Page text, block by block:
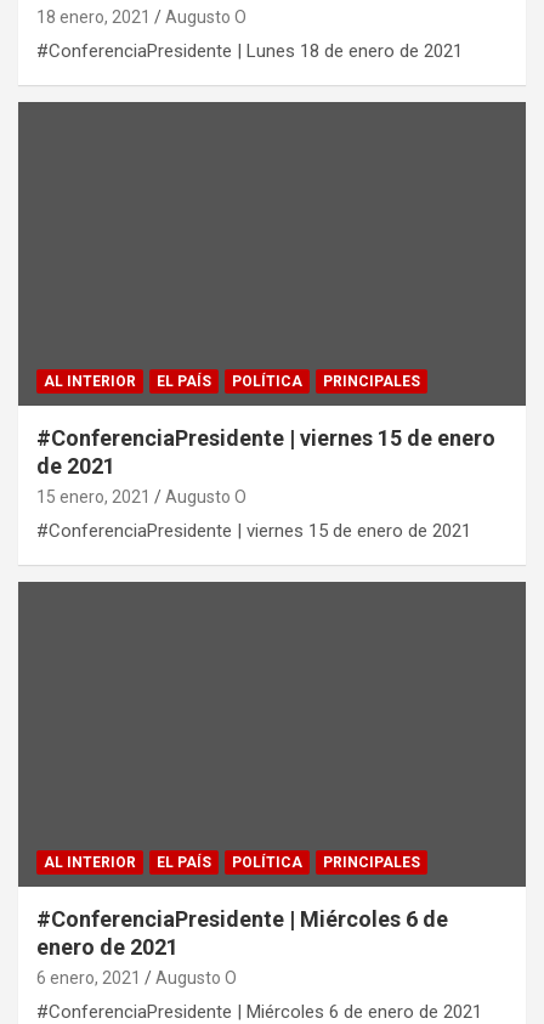
18 enero, 2021 Augusto O
#ConferenciaPresidente | Lunes 18 de enero de 2021
AL INTERIOR EL PAÍS POLÍTICA PRINCIPALES
#ConferenciaPresidente | viernes 15 de enero
de 2021
15 enero, 2021 Augusto O
#ConferenciaPresidente​ | viernes 15 de enero de 2021
AL INTERIOR EL PAÍS POLÍTICA PRINCIPALES
#ConferenciaPresidente | Miércoles 6 de
enero de 2021
6 enero, 2021 Augusto O
#ConferenciaPresidente | Miércoles 6 de enero de 2021